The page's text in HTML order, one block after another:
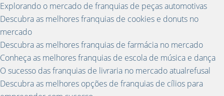
Explorando o mercado de franquias de peças automotivas
Descubra as melhores franquias de cookies e donuts no
mercado
Descubra as melhores franquias de farmácia no mercado
Conheça as melhores franquias de escola de música e dança
O sucesso das franquias de livraria no mercado atualrefusal
Descubra as melhores opções de franquias de cílios para